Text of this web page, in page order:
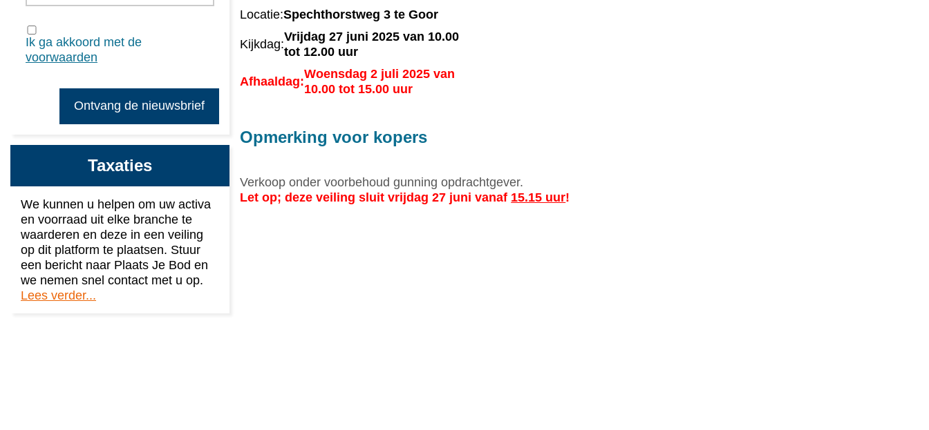
Locatie:Spechthorstweg 3 te Goor
Kijkdag:
Vrijdag 27 juni 2025 van 10.00
tot 12.00 uur
Afhaaldag:
Woensdag 2 juli 2025 van
10.00 tot 15.00 uur
Opmerking voor kopers
Verkoop onder voorbehoud gunning opdrachtgever.
Let op; deze veiling sluit vrijdag 27 juni vanaf 15.15 uur!
Ik ga akkoord met de
voorwaarden
Taxaties
We kunnen u helpen om uw activa
en voorraad uit elke branche te
waarderen en deze in een veiling
op dit platform te plaatsen. Stuur
een bericht naar Plaats Je Bod en
we nemen snel contact met u op.
Lees verder...